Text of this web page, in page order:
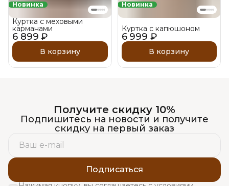
Новинка
6 899 ₽
Куртка с меховыми
карманами
В корзину
Новинка
6 999 ₽
Куртка с капюшоном
В корзину
Получите скидку 10%
Подпишитесь на новости и получите
скидку на первый заказ
Подписаться